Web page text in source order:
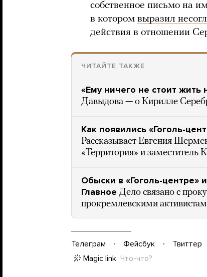
собственное письмо на
в котором выразил
действия в отношении
ЧИТАЙТЕ ТАКЖЕ
«Ему ничего не стоит жить
Давыдова — о Кирилле
Как появились «Гоголь-
Рассказывает Евгения
«Территория» и
Обыски в «Гоголь-центре»
Главное Дело связано с
прокремлевскими
Телеграм Фейсбук Твиттер
Magic link Что-что?